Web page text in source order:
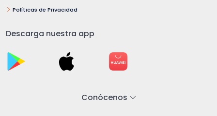
Políticas de Privacidad
Descarga nuestra app
Conócenos